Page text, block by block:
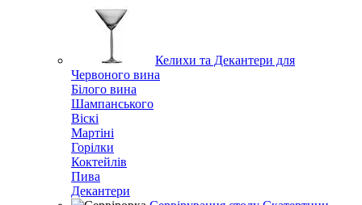
Келихи та Декантери для
Червоного вина
Білого вина
Шампанського
Віскі
Мартіні
Горілки
Коктейлів
Пива
Декантери